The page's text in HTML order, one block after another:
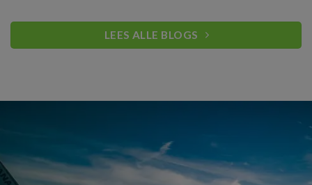
LEES ALLE BLOGS